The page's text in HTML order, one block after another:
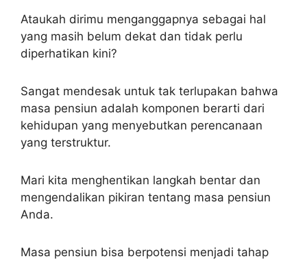
Ataukah dirimu menganggapnya sebagai hal
yang masih belum dekat dan tidak perlu
diperhatikan kini?
Sangat mendesak untuk tak terlupakan bahwa
masa pensiun adalah komponen berarti dari
kehidupan yang menyebutkan perencanaan
yang terstruktur.
Mari kita menghentikan langkah bentar dan
mengendalikan pikiran tentang masa pensiun
Anda.
Masa pensiun bisa berpotensi menjadi tahap